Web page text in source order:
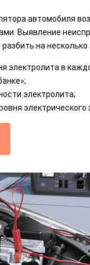
автомобиля
Выявление
на несколько
электролита в
электролита;
электрического